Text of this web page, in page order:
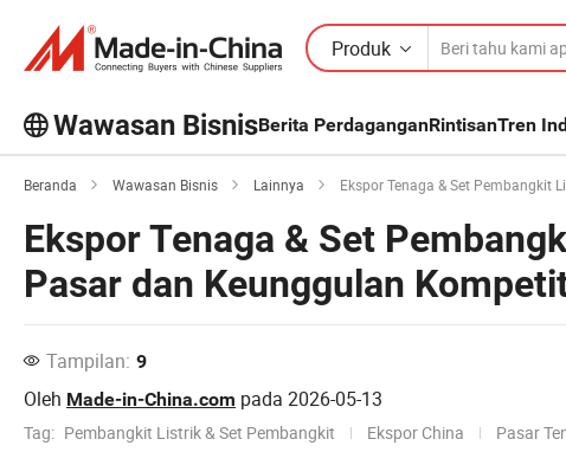
Produk
Wawasan BisnisBerita PerdaganganRintisanTren
Jelajahi artikel populer lainnya di
Lihat Lainnya
Beranda Wawasan Bisnis Lainnya Ekspor Tenaga & Set Pembangkit
Ekspor Tenaga & Set
Pasar dan Keunggulan
Tampilan: 9
Oleh Made-in-China.com pada 2026-05-13
Tag: Pembangkit Listrik & Set Pembangkit Ekspor China Pasar